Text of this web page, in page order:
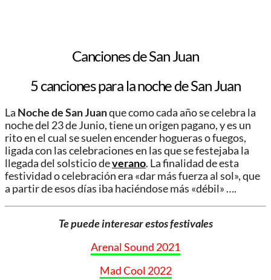
Canciones de San Juan
5 canciones para la noche de San Juan
La Noche de San Juanque como cada año se celebra la
noche del 23 de Junio, tiene un origen pagano, y es un
rito en el cual se suelen encender hogueras o fuegos,
ligada con las celebraciones en las que se festejaba la
llegada del solsticio deverano. La finalidad de esta
festividad o celebración era «dar más fuerza al sol», que
a partir de esos días iba haciéndose más «débil» ….
Te puede interesar estos festivales
Arenal Sound 2021
Mad Cool 2022